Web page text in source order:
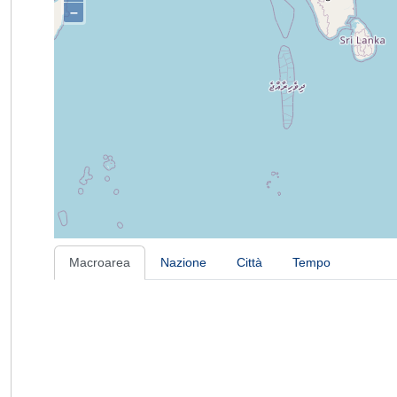
–
Macroarea Nazione Città Tempo